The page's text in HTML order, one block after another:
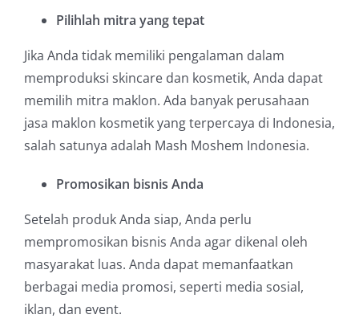
Pilihlah mitra yang tepat
Jika Anda tidak memiliki pengalaman dalam
memproduksi skincare dan kosmetik, Anda dapat
memilih mitra maklon. Ada banyak perusahaan
jasa maklon kosmetik yang terpercaya di Indonesia,
salah satunya adalah Mash Moshem Indonesia.
Promosikan bisnis Anda
Setelah produk Anda siap, Anda perlu
mempromosikan bisnis Anda agar dikenal oleh
masyarakat luas. Anda dapat memanfaatkan
berbagai media promosi, seperti media sosial,
iklan, dan event.